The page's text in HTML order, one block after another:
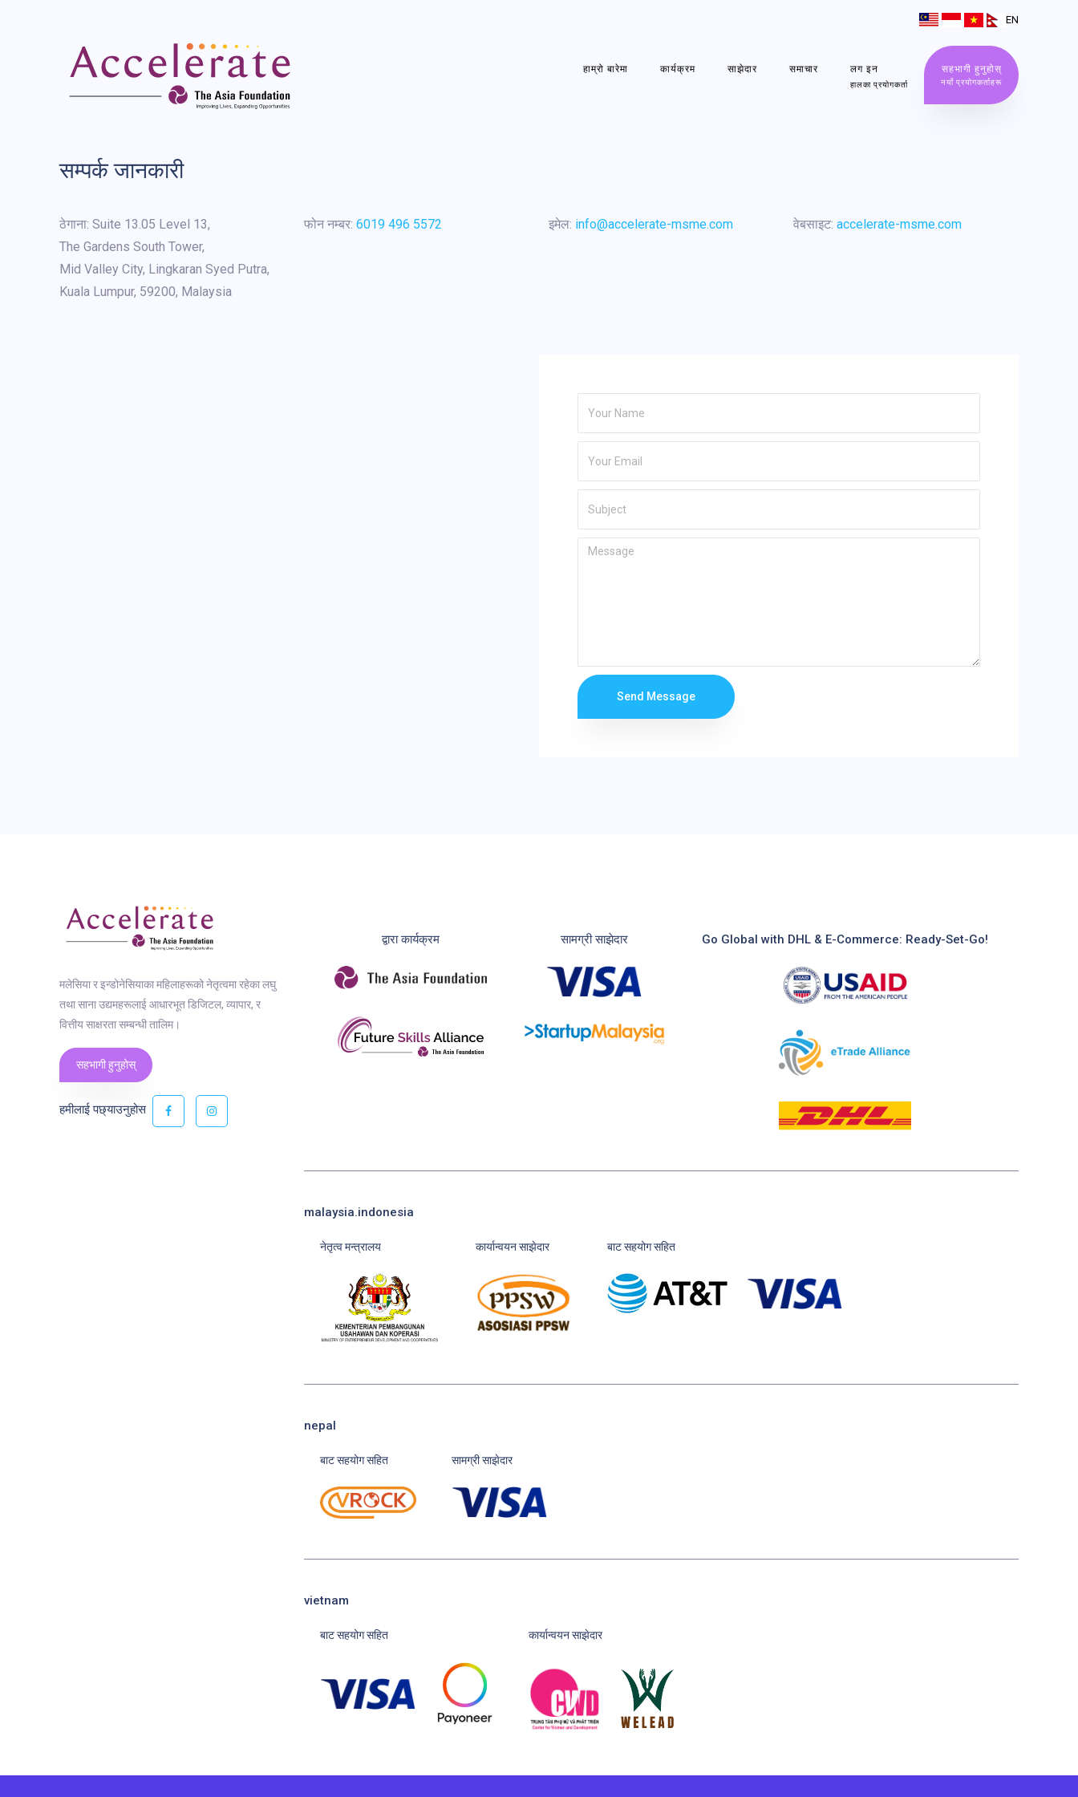
EN
हाम्रो बारेमा कार्यक्रम साझेदार समाचार लग इन
हालका प्रयोगकर्ता
सहभागी हुनुहोस्
नयाँ प्रयोगकर्ताहरू
सम्पर्क जानकारी
ठेगाना: Suite 13.05 Level 13,
The Gardens South Tower,
Mid Valley City, Lingkaran Syed Putra,
Kuala Lumpur, 59200, Malaysia
फोन नम्बर: 6019 496 5572 इमेल: info@accelerate-msme.com वेबसाइट: accelerate-msme.com
मलेसिया र इन्डोनेसियाका महिलाहरूको नेतृत्वमा रहेका लघु
तथा साना उद्यमहरूलाई आधारभूत डिजिटल, व्यापार, र
वित्तीय साक्षरता सम्बन्धी तालिम।
सहभागी हुनुहोस्
हमीलाई पछ्याउनुहोस
द्वारा कार्यक्रम सामग्री साझेदार Go Global with DHL & E-Commerce: Ready-Set-Go!
malaysia.indonesia
नेतृत्व मन्त्रालय कार्यान्वयन साझेदार बाट सहयोग सहित
nepal
बाट सहयोग सहित सामग्री साझेदार
vietnam
बाट सहयोग सहित कार्यान्वयन साझेदार